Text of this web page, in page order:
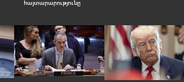
հայտարարությունը